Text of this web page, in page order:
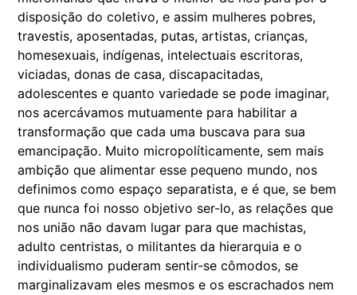
disposição do coletivo, e assim mulheres pobres,
travestis, aposentadas, putas, artistas, crianças,
homesexuais, indígenas, intelectuais escritoras,
viciadas, donas de casa, discapacitadas,
adolescentes e quanto variedade se pode imaginar,
nos acercávamos mutuamente para habilitar a
transformação que cada uma buscava para sua
emancipação. Muito micropolíticamente, sem mais
ambição que alimentar esse pequeno mundo, nos
definimos como espaço separatista, e é que, se bem
que nunca foi nosso objetivo ser-lo, as relações que
nos união não davam lugar para que machistas,
adulto centristas, o militantes da hierarquia e o
individualismo puderam sentir-se cômodos, se
marginalizavam eles mesmos e os escrachados nem